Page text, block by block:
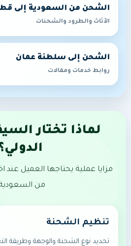
الشحن من السعودية إلى
الأثاث والطرود والشحنات
الشحن إلى سلطنة عمان
روابط خدمات ومقالات
لماذا تختار
مزايا عملية يحتاجها العميل عند
من
تنظيم الشحنة
تحديد نوع الشحنة والوجهة وطريقة